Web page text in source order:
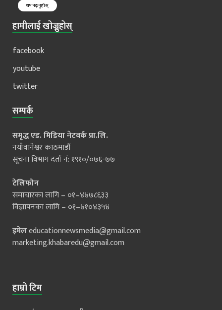
थप पढ्नुहोस्
हामीलाई खोज्नुहोस्
facebook
youtube
twitter
सम्पर्क
समृद्ध एड. मिडिया नेटवर्क प्रा.लि.
नयाँवानेश्वर काठमाडौं
सूचना विभाग दर्ता नं: १९१०/०७६-७७
टेलिफोन
समाचारका लागि – ०१–४४७८६३३
विज्ञापनका लागि – ०१–४१०४३५४
इमेलeducationnewsmedia@gmail.com
marketing.khabaredu@gmail.com
हाम्रो टिम